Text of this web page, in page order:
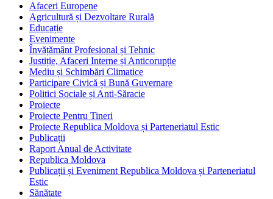
Afaceri Europene
Agricultură și Dezvoltare Rurală
Educație
Evenimente
Învățământ Profesional și Tehnic
Justiție, Afaceri Interne și Anticorupție
Mediu și Schimbări Climatice
Participare Civică și Bună Guvernare
Politici Sociale și Anti-Săracie
Proiecte
Proiecte Pentru Tineri
Proiecte Republica Moldova și Parteneriatul Estic
Publicații
Raport Anual de Activitate
Republica Moldova
Publicații și Eveniment Republica Moldova și Parteneriatul
Estic
Sănătate